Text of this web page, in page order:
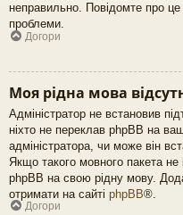
неправильно. Повідомте про
проблеми.
Догори
Моя рідна мова
Адміністратор не встановив
ніхто не переклав phpBB на
адміністратора, чи може він
Якщо такого мовного пакета
phpBB на свою рідну мову.
отримати на сайті phpBB®.
Догори